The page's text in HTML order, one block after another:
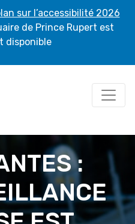
sur l’accessibilité 2026
de Prince Rupert est
disponible
: